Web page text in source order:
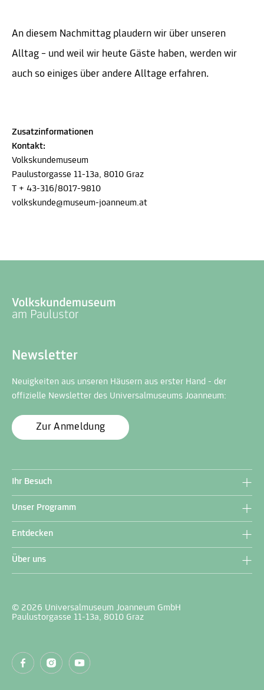
An diesem Nachmittag plaudern wir über unseren
Alltag – und weil wir heute Gäste haben, werden wir
auch so einiges über andere Alltage erfahren.
Zusatzinformationen
Kontakt:
Volkskundemuseum
Paulustorgasse 11-13a, 8010 Graz
T + 43-316/8017-9810
volkskunde@museum-joanneum.at
Newsletter
Neuigkeiten aus unseren Häusern aus erster Hand - der
offizielle Newsletter des Universalmuseums Joanneum:
Zur Anmeldung
Ihr Besuch
Unser Programm
Entdecken
Über uns
© 2026 Universalmuseum Joanneum GmbH
Paulustorgasse 11-13a, 8010 Graz